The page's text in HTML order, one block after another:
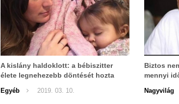
A kislány haldoklott: a bébiszitter
élete legnehezebb döntését hozta
Egyéb 2019. 03. 10.
Biztos
mennyi
Nagyvilág